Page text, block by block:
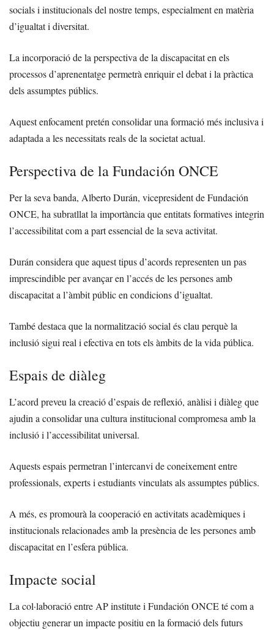
socials i institucionals del nostre temps, especialment en matèria
d’igualtat i diversitat.
La incorporació de la perspectiva de la discapacitat en els
processos d’aprenentatge permetrà enriquir el debat i la pràctica
dels assumptes públics.
Aquest enfocament pretén consolidar una formació més inclusiva i
adaptada a les necessitats reals de la societat actual.
Perspectiva de la Fundación ONCE
Per la seva banda, Alberto Durán, vicepresident de Fundación
ONCE, ha subratllat la importància que entitats formatives integrin
l’accessibilitat com a part essencial de la seva activitat.
Durán considera que aquest tipus d’acords representen un pas
imprescindible per avançar en l’accés de les persones amb
discapacitat a l’àmbit públic en condicions d’igualtat.
També destaca que la normalització social és clau perquè la
inclusió sigui real i efectiva en tots els àmbits de la vida pública.
Espais de diàleg
L’acord preveu la creació d’espais de reflexió, anàlisi i diàleg que
ajudin a consolidar una cultura institucional compromesa amb la
inclusió i l’accessibilitat universal.
Aquests espais permetran l’intercanvi de coneixement entre
professionals, experts i estudiants vinculats als assumptes públics.
A més, es promourà la cooperació en activitats acadèmiques i
institucionals relacionades amb la presència de les persones amb
discapacitat en l’esfera pública.
Impacte social
La col·laboració entre AP institute i Fundación ONCE té com a
objectiu generar un impacte positiu en la formació dels futurs